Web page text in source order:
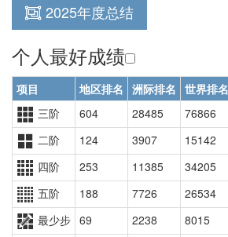
2025年度总结
个人最好成绩
项目 地区排名 洲际排名 世界排名
三阶
604 28485 76866
二阶
124 3907 15142
四阶
253 11385 34205
五阶
188 7726 26534
最少步 69 2238 8015